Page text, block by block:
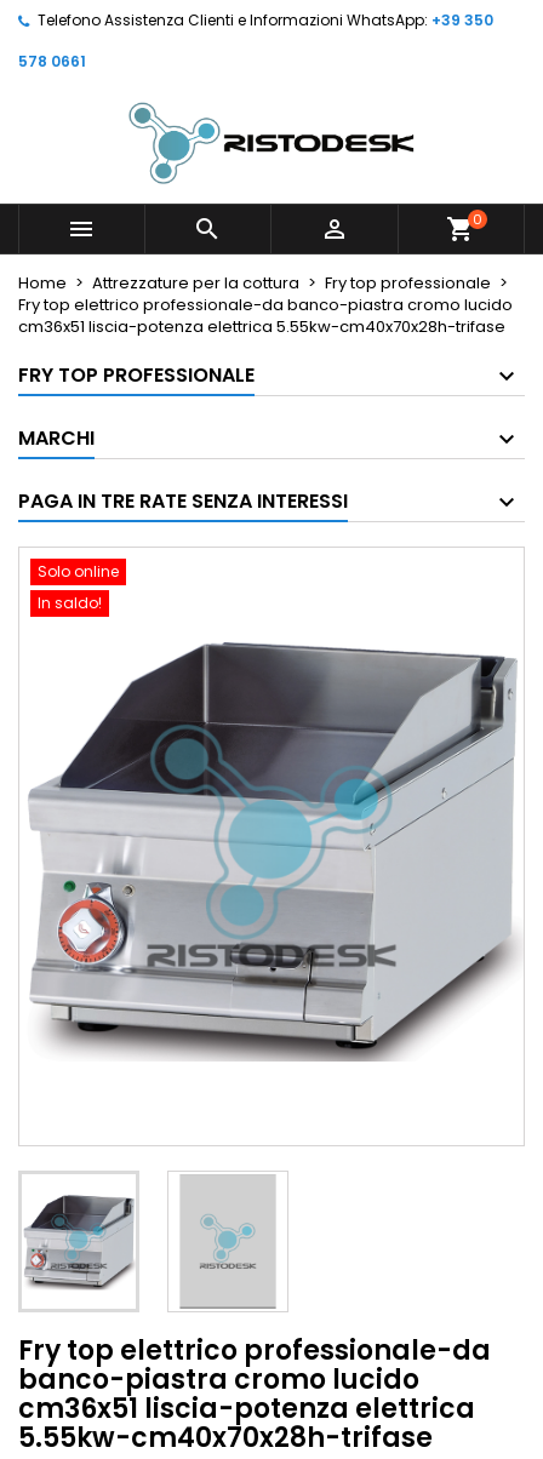
Telefono Assistenza Clienti e Informazioni WhatsApp: +39 350
578 0661
   shopping_cart0
Home Attrezzature per la cottura
Fry top professionale
Fry top elettrico professionale-da banco-piastra cromo lucido
cm36x51 liscia-potenza elettrica 5.55kw-cm40x70x28h-trifase
FRY TOP PROFESSIONALE
MARCHI
PAGA IN TRE RATE SENZA INTERESSI
Solo online
In saldo!
Fry top elettrico professionale-da
banco-piastra cromo lucido
cm36x51 liscia-potenza elettrica
5.55kw-cm40x70x28h-trifase